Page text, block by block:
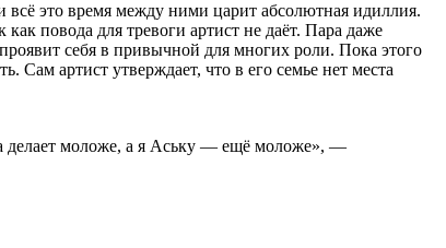
всё это время между ними царит абсолютная идиллия.
повода для тревоги артист не даёт. Пара даже
себя в привычной для многих роли. Пока этого
артист утверждает, что в его семье нет места
делает моложе, а я Аську — ещё моложе», —